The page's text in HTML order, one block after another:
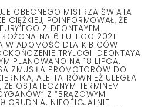
OBECNEGO MISTRZA ŚWIATA
CIĘŻKIEJ, POINFORMOWAŁ, ŻE
Z DEONTAYEM
NA 6 LUTEGO 2021
WIADOMOŚĆ DLA KIBICÓW
TRYLOGII DEONTAYA
PLANOWANO NA 18 LIPCA.
ZMUSIŁA PROMOTORÓW DO
ALE TA RÓWNIEŻ ULEGŁA
OSTATECZNYM TERMINEM
Z “BRĄZOWYM
GRUDNIA. NIEOFICJALNIE